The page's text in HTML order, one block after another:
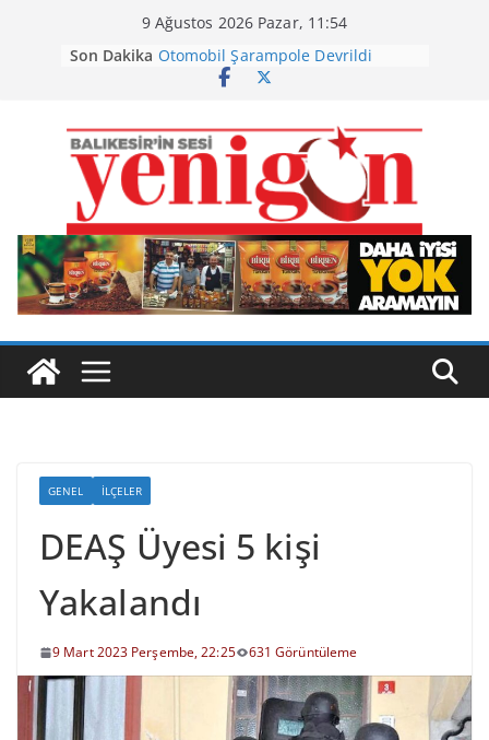
9 Ağustos 2026 Pazar, 11:54
Son Dakika Otomobil Şarampole Devrildi
Büyükşehir’den Kepsut’a Yatırım
Burhaniye’de Ot Yangını
Havran Siyah İncirinde Hasat
Başladı
GENEL İLÇELER
DEAŞ Üyesi 5 kişi
Yakalandı
9 Mart 2023 Perşembe, 22:25 631 Görüntüleme